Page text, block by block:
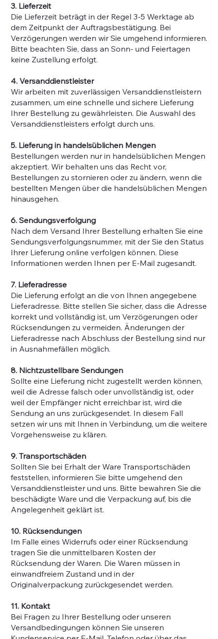
3. Lieferzeit
Die Lieferzeit beträgt in der Regel 3-5 Werktage ab
dem Zeitpunkt der Auftragsbestätigung. Bei
Verzögerungen werden wir Sie umgehend informieren.
Bitte beachten Sie, dass an Sonn- und Feiertagen
keine Zustellung erfolgt.
4. Versanddienstleister
Wir arbeiten mit zuverlässigen Versanddienstleistern
zusammen, um eine schnelle und sichere Lieferung
Ihrer Bestellung zu gewährleisten. Die Auswahl des
Versanddienstleisters erfolgt durch uns.
5. Lieferung in handelsüblichen Mengen
Bestellungen werden nur in handelsüblichen Mengen
akzeptiert. Wir behalten uns das Recht vor,
Bestellungen zu stornieren oder zu ändern, wenn die
bestellten Mengen über die handelsüblichen Mengen
hinausgehen.
6. Sendungsverfolgung
Nach dem Versand Ihrer Bestellung erhalten Sie eine
Sendungsverfolgungsnummer, mit der Sie den Status
Ihrer Lieferung online verfolgen können. Diese
Informationen werden Ihnen per E-Mail zugesandt.
7. Lieferadresse
Die Lieferung erfolgt an die von Ihnen angegebene
Lieferadresse. Bitte stellen Sie sicher, dass die Adresse
korrekt und vollständig ist, um Verzögerungen oder
Rücksendungen zu vermeiden. Änderungen der
Lieferadresse nach Abschluss der Bestellung sind nur
in Ausnahmefällen möglich.
8. Nichtzustellbare Sendungen
Sollte eine Lieferung nicht zugestellt werden können,
weil die Adresse falsch oder unvollständig ist, oder
weil der Empfänger nicht erreichbar ist, wird die
Sendung an uns zurückgesendet. In diesem Fall
setzen wir uns mit Ihnen in Verbindung, um die weitere
Vorgehensweise zu klären.
9. Transportschäden
Sollten Sie bei Erhalt der Ware Transportschäden
feststellen, informieren Sie bitte umgehend den
Versanddienstleister und uns. Bitte bewahren Sie die
beschädigte Ware und die Verpackung auf, bis die
Angelegenheit geklärt ist.
10. Rücksendungen
Im Falle eines Widerrufs oder einer Rücksendung
tragen Sie die unmittelbaren Kosten der
Rücksendung der Waren. Die Waren müssen in
einwandfreiem Zustand und in der
Originalverpackung zurückgesendet werden.
11. Kontakt
Bei Fragen zu Ihrer Bestellung oder unseren
Versandbedingungen können Sie unseren